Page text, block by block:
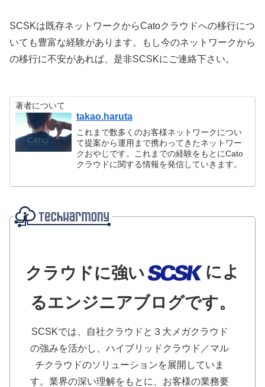
SCSKは既存ネットワークからCatoクラウドへの移行につ
いても豊富な経験があります。もし今のネットワークから
の移行に不安があれば、是非SCSKにご連絡下さい。
著者について
takao.haruta
これまで数多くのお客様ネットワークについ
て提案から運用まで携わってきたネットワー
クおやじです。これまでの経験をもとにCato
クラウドに関する情報を発信していきます。
クラウドに強い
によ
るエンジニアブログです。
SCSKでは、自社クラウドと３大メガクラウド
の強みを活かし、ハイブリッドクラウド／マル
チクラウドのソリューションを展開していま
す。業界の深い理解をもとに、お客様の業務要